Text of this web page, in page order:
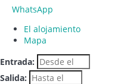
WhatsApp
El alojamiento
Mapa
Entrada:
Salida: